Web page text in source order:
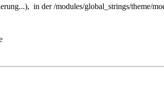
in der /modules/global_strings/theme/